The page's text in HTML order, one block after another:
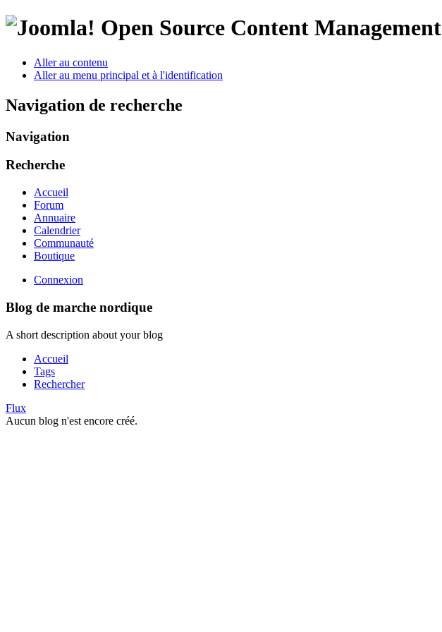
Open Source Content Management
Aller au contenu
Aller au menu principal et à l'identification
Navigation de recherche
Navigation
Recherche
Accueil
Forum
Annuaire
Calendrier
Communauté
Boutique
Connexion
Blog de marche nordique
A short description about your blog
Accueil
Tags
Rechercher
Flux
Aucun blog n'est encore créé.